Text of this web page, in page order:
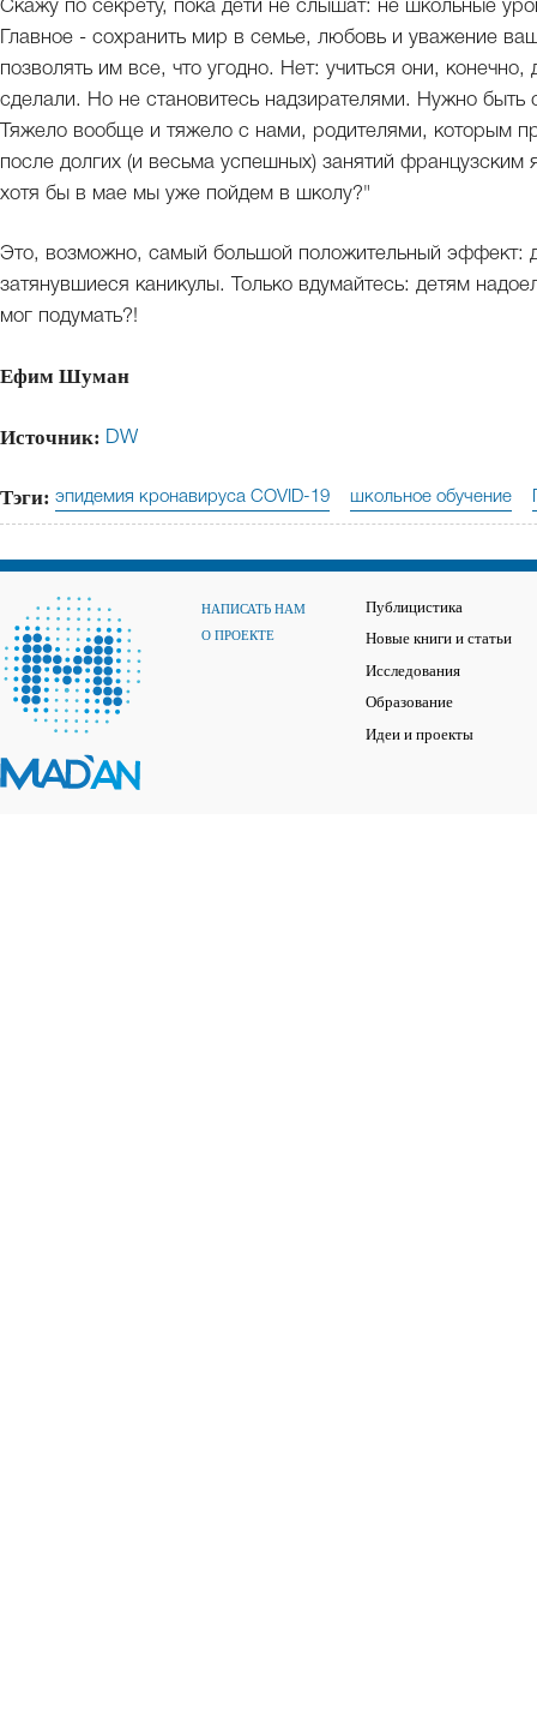
Скажу по секрету, пока дети не слышат: не школьные
Главное - сохранить мир в семье, любовь и уважение
позволять им все, что угодно. Нет: учиться они,
сделали. Но не становитесь надзирателями. Нужно
Тяжело вообще и тяжело с нами, родителями, которым
после долгих (и весьма успешных) занятий
хотя бы в мае мы уже пойдем в школу?"
Это, возможно, самый большой положительный эффект:
затянувшиеся каникулы. Только вдумайтесь: детям
мог подумать?!
Ефим Шуман
Источник: DW
Тэги: эпидемия кронавируса COVID-19 школьное обучение
НАПИСАТЬ НАМ
О ПРОЕКТЕ
Публицистика
Новые книги и статьи
Исследования
Образование
Идеи и проекты